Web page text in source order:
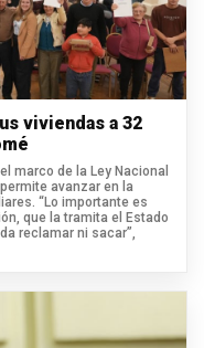
viviendas a 32
marco de la Ley Nacional
avanzar en la
“Lo importante es
que la tramita el Estado
reclamar ni sacar”,